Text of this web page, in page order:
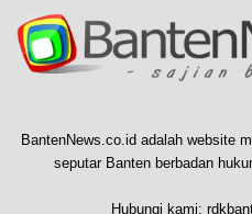
BantenNews.co.id adalah website
seputar Banten berbadan
Hubungi kami: